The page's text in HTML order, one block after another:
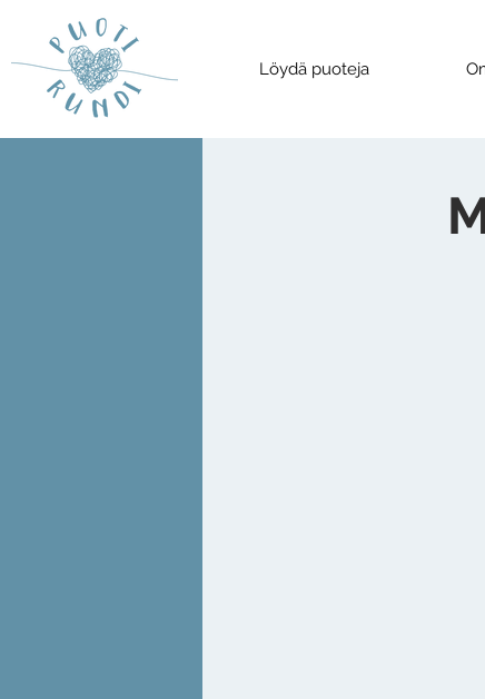
Löydä puoteja